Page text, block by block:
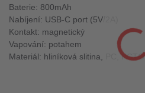
Baterie: 800mAh
Nabíjení: USB-C port (5V/2A)
Kontakt: magnetický
Vapování: potahem
Materiál: hliníková slitina, PC, PCTG